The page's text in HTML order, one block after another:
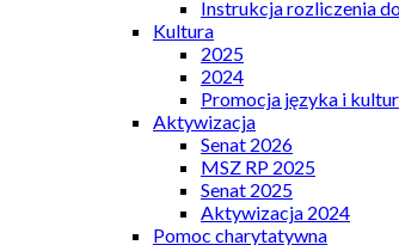
Instrukcja rozliczenia
Kultura
2025
2024
Promocja języka i
Aktywizacja
Senat 2026
MSZ RP 2025
Senat 2025
Aktywizacja 2024
Pomoc charytatywna